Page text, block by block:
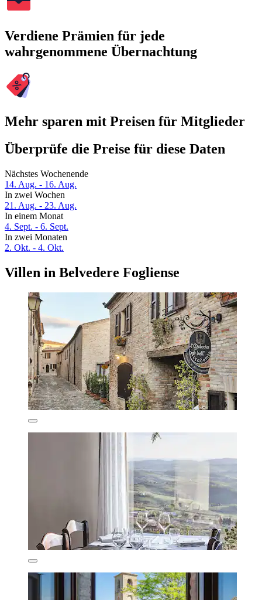
Verdiene Prämien für jede
wahrgenommene Übernachtung
Mehr sparen mit Preisen für Mitglieder
Überprüfe die Preise für diese Daten
Nächstes Wochenende
14. Aug. - 16. Aug.
In zwei Wochen
21. Aug. - 23. Aug.
In einem Monat
4. Sept. - 6. Sept.
In zwei Monaten
2. Okt. - 4. Okt.
Villen in Belvedere Fogliense